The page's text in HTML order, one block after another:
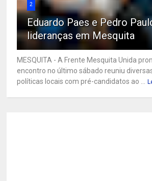
2
Eduardo Paes e Pedro
lideranças em Mesquita
MESQUITA - A Frente Mesquita Unida
encontro no último sábado reuniu
políticas locais com pré-candidatos ao ...